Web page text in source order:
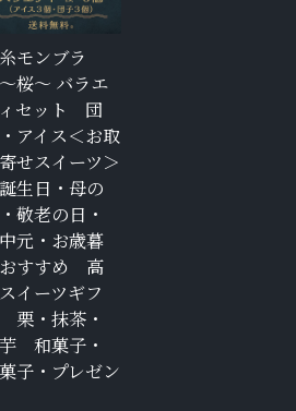
モンブラ
桜〜 バラエ
セット 団
アイス＜お取
せスイーツ＞
生日・母の
敬老の日・
元・お歳暮
すすめ 高
イーツギフ
栗・抹茶・
和菓子・
子・プレゼン